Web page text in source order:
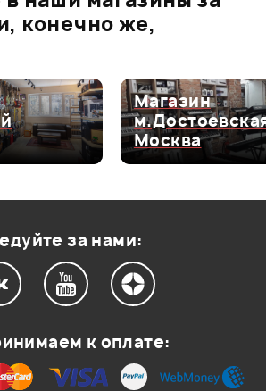
0.0
0
0
конечно же,
Магазин
Москва
за нами:
к оплате: